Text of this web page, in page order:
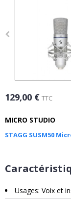
129,00 € TTC
MICRO STUDIO
STAGG SUSM50
Usages: Voix et